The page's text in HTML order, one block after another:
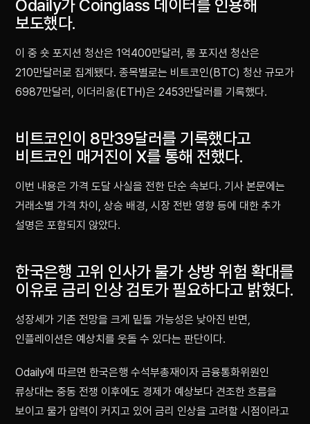
Odaily가 Coinglass 데이터를 인용해
보도했다.
이 중 숏 포지션 청산은 1억400만달러, 롱 포지션 청산은
210만달러로 집계됐다. 종목별로는 비트코인(BTC) 청산 규모가
6987만달러, 이더리움(ETH)은 2453만달러를 기록했다.
비트코인이 8만39달러를 기록했다고
비트코인 매거진이 X를 통해 전했다.
이번 내용은 가격 도달 사실을 전한 단순 속보다. 기사 본문에는
거래소별 가격 차이, 상승 배경, 시장 전반 영향 등에 대한 추가
설명은 포함되지 않았다.
한국은행 고위 인사가 물가 상방 위험 확대를
이유로 금리 인상 검토가 필요하다고 밝혔다.
성장세가 기존 전망을 크게 밑돌 가능성은 낮아진 반면,
인플레이션은 예상치를 웃돌 수 있다는 판단이다.
Odaily에 따르면 한국은행 수석부총재이자 금융통화위원인
류상대는 중동 전쟁 이후에도 경제가 예상보다 견조한 흐름을
보이고 물가 압력이 커지고 있어 금리 인상을 고려할 시점이라고